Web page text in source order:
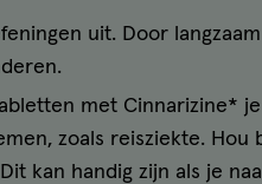
uit. Door
met Cinnarizine*
zoals reisziekte.
kan handig zijn als je